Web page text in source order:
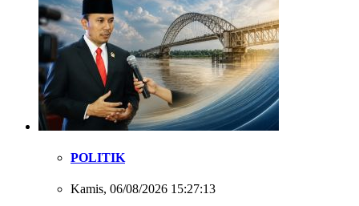
POLITIK
Kamis, 06/08/2026 15:27:13